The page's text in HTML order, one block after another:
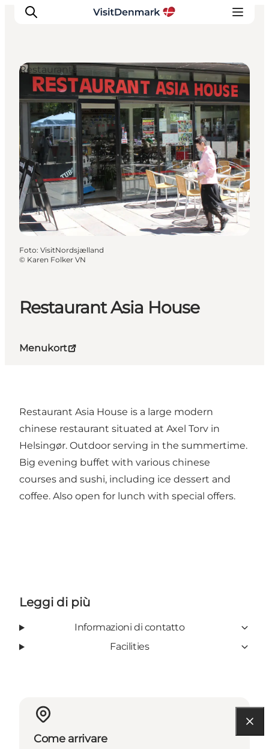
Ispirazioni
Dove andare
Cosa fare
Dove dormire
Pianifica il viaggio
Restaurant Asia House
Menukort
Restaurants
Foto: VisitNordsjælland
© Karen Folker VN
Restaurant Asia House is a large modern
chinese restaurant situated at Axel Torv in
Helsingør. Outdoor serving in the summertime.
Big evening buffet with various chinese
courses and sushi, including ice dessert and
coffee. Also open for lunch with special offers.
Leggi di più
Informazioni di contatto
Facilities
Come arrivare